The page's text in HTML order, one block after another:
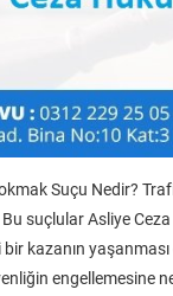
Suçu Nedir?
suçlular Asliye
bir kazanın
engellemesine